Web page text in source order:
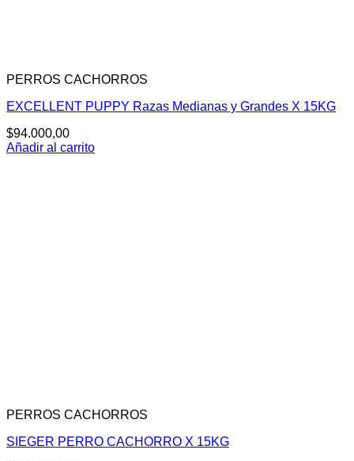
PERROS CACHORROS
EXCELLENT PUPPY Razas Medianas y Grandes X 15KG
$94.000,00
Añadir al carrito
PERROS CACHORROS
SIEGER PERRO CACHORRO X 15KG